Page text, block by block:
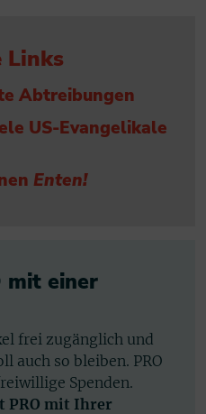
Links
Abtreibungen
US-Evangelikale
Enten!
mit einer
frei zugänglich und
auch so bleiben. PRO
Spenden.
PRO mit Ihrer